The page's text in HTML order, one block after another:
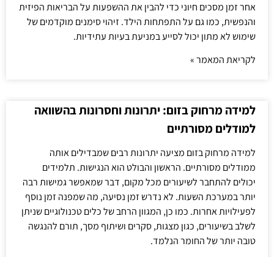
אחר זמן מסכים חיוני כדי להבין את ההשפעות על הבריאות הפיזית
והנפשית, כמו גם על התפתחות הילד. זיהוי סימנים מוקדמים של
שימוש לא מתון יכול לסייע במניעת בעיות עתידיות.
לקריאת המאמר »
למידה מרחוק בזום: יתרונות וחסרונות בהשוואה
למודלים מסורתיים
למידה מרחוק בזום מציעה יתרונות רבים שמבדילים אותה
ממודלים מסורתיים. הראשון והבולט הוא הנגישות. תלמידים
יכולים להתחבר לשיעורים מכל מקום, דבר שמאפשר גמישות רבה
יותר במערכת השעות. לא נדרש זמן נסיעה, מה שמפנה זמן נוסף
לפעילויות אחרות. כמו כן, המגוון הרחב של כלים טכנולוגיים שניתן
לשלב בשיעורים, כגון מצגות, סקרים ושיתוף מסך, תורם להנגשה
טובה יותר של החומר הנלמד.